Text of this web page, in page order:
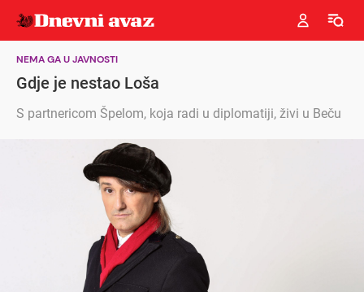
NEMA GA U JAVNOSTI
Gdje je nestao Loša
S partnericom Špelom, koja radi u diplomatiji, živi u Beču